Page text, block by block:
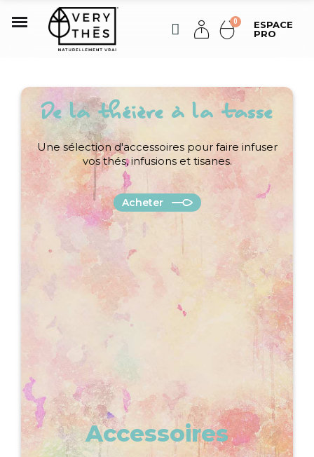
ESPACE
PRO
De la théière à la tasse
Une sélection d'accessoires pour faire infuser
vos thés, infusions et tisanes.
Acheter
Accessoires